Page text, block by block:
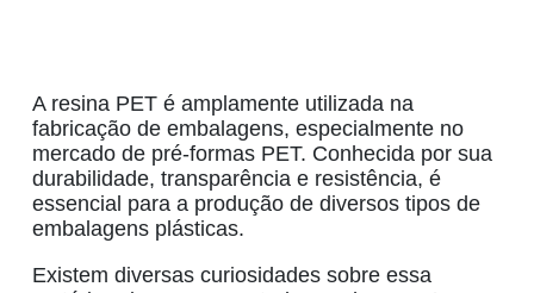
A resina PET é amplamente utilizada na
fabricação de embalagens, especialmente no
mercado de pré-formas PET. Conhecida por sua
durabilidade, transparência e resistência, é
essencial para a produção de diversos tipos de
embalagens plásticas.
Existem diversas curiosidades sobre essa